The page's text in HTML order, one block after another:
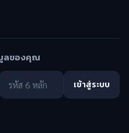
ลของคุณ
เข้าสู่ระบบ